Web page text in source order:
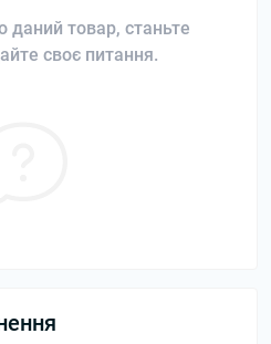
даний товар, станьте
своє питання.